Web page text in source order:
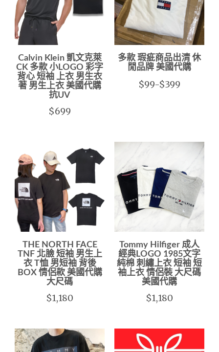
Calvin Klein 凱文克萊
CK 多款 小LOGO 彩字
背心 短袖 上衣 男生衣
著 男生上衣 美國代購
抗UV
$699
多款 瑕疵商品出清 休
閒品牌 美國代購
$99-$399
THE NORTH FACE
TNF 北臉 短袖 男生上
衣 T恤 男短袖 背後
BOX 情侶款 美國代購
大尺碼
$1,180
Tommy Hilfiger 成人
經典LOGO 1985文字
純棉 刺繡上衣 短袖 短
袖上衣 情侶裝 大尺碼
美國代購
$1,180